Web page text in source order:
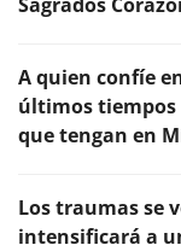
A quien confíe
últimos tiempos
que tengan en
Los traumas se
intensificará a